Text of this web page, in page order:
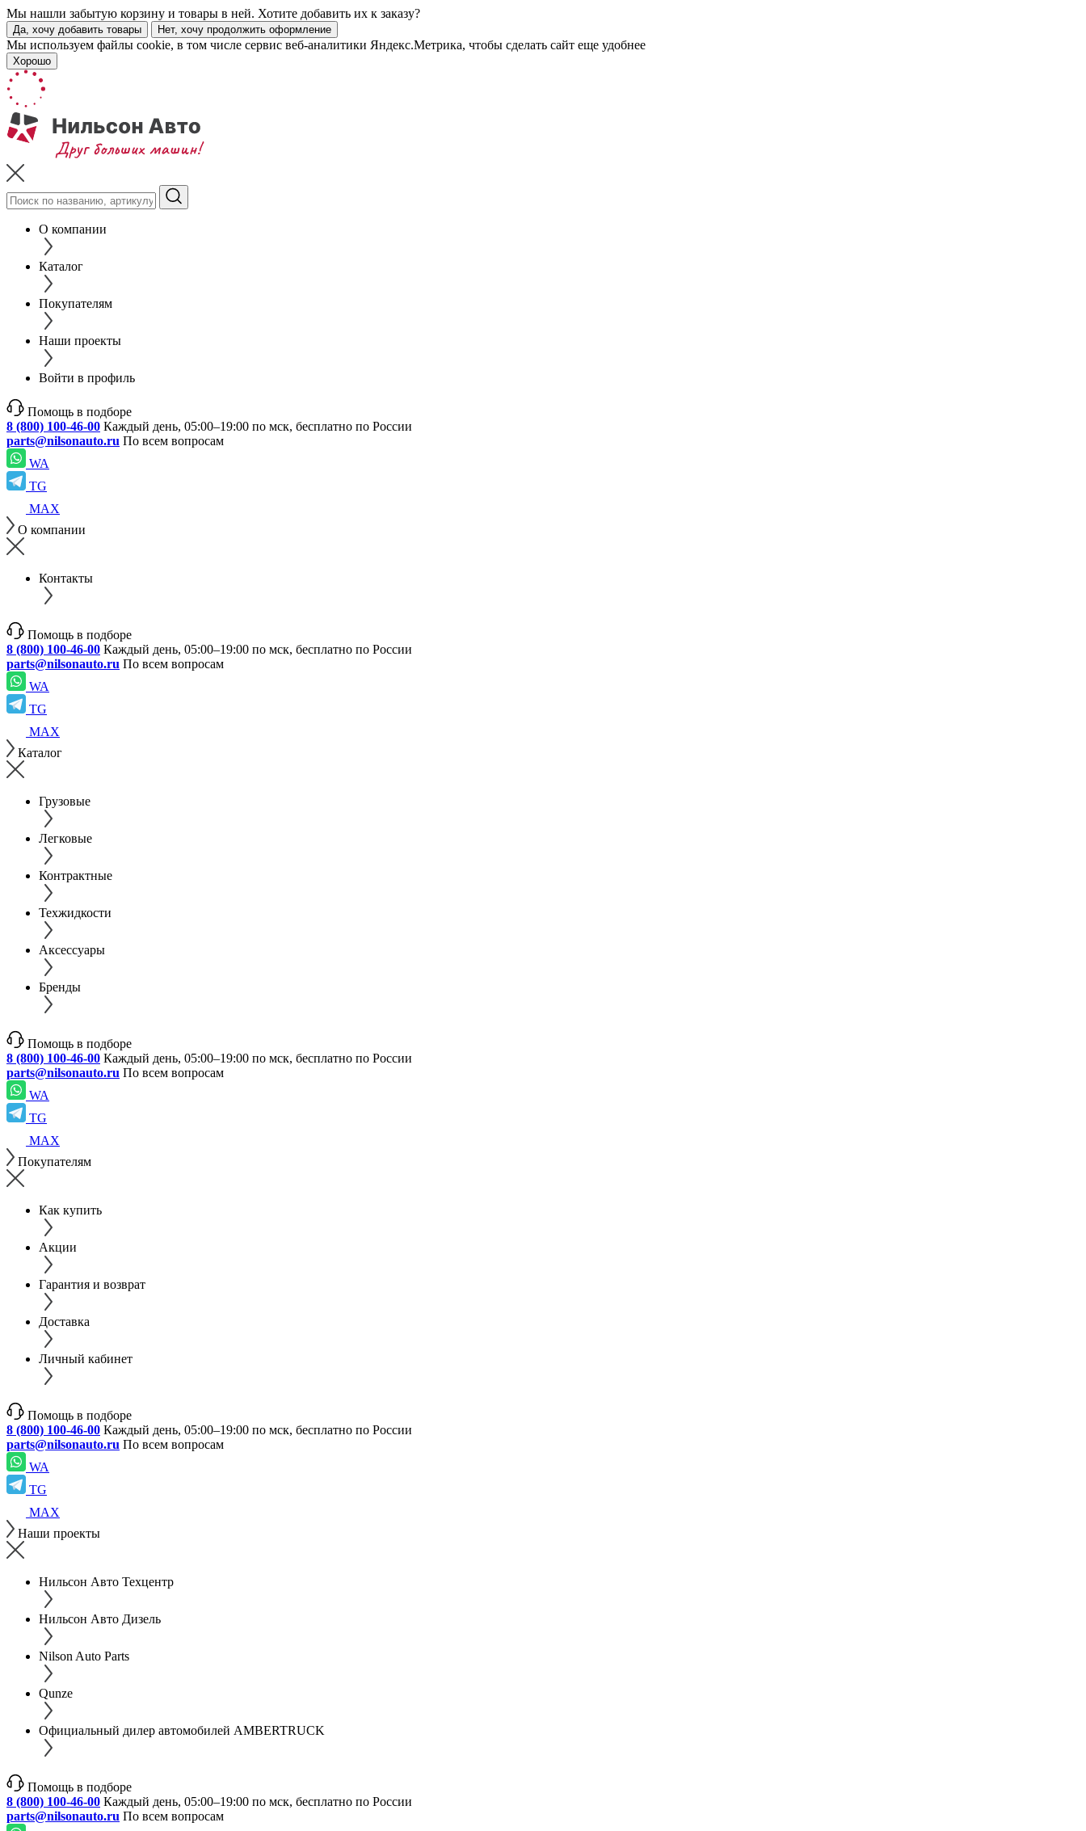
Мы нашли забытую корзину и товары в ней. Хотите добавить их к заказу?
Да, хочу добавить товары Нет, хочу продолжить оформление
Мы используем файлы cookie, в том числе сервис веб-аналитики Яндекс.Метрика, чтобы сделать сайт еще удобнее
Хорошо
О компании
Каталог
Покупателям
Наши проекты
Войти в профиль
Помощь в подборе
8 (800) 100-46-00 Каждый день, 05:00–19:00 по мск, бесплатно по России
parts@nilsonauto.ru По всем вопросам
WA
TG
MAX
О компании
Контакты
Помощь в подборе
8 (800) 100-46-00 Каждый день, 05:00–19:00 по мск, бесплатно по России
parts@nilsonauto.ru По всем вопросам
WA
TG
MAX
Каталог
Грузовые
Легковые
Контрактные
Техжидкости
Аксессуары
Бренды
Помощь в подборе
8 (800) 100-46-00 Каждый день, 05:00–19:00 по мск, бесплатно по России
parts@nilsonauto.ru По всем вопросам
WA
TG
MAX
Покупателям
Как купить
Акции
Гарантия и возврат
Доставка
Личный кабинет
Помощь в подборе
8 (800) 100-46-00 Каждый день, 05:00–19:00 по мск, бесплатно по России
parts@nilsonauto.ru По всем вопросам
WA
TG
MAX
Наши проекты
Нильсон Авто Техцентр
Нильсон Авто Дизель
Nilson Auto Parts
Qunze
Официальный дилер автомобилей AMBERTRUCK
Помощь в подборе
8 (800) 100-46-00 Каждый день, 05:00–19:00 по мск, бесплатно по России
parts@nilsonauto.ru По всем вопросам